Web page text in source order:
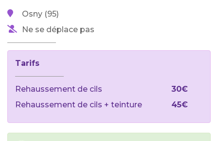
Osny (95)
Ne se déplace pas
Tarifs
Rehaussement de cils
30€
Rehaussement de cils + teinture
45€